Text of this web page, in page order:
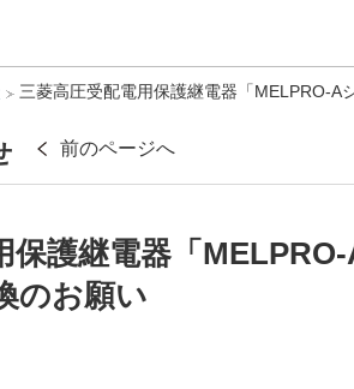
三菱高圧受配電用保護継電器「MELPRO-A
前のページへ
保護継電器「
のお願い